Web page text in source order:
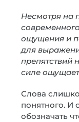
Несмотря на
ощущения и
для
препятствий
силе
Слова
понятного. И
обозначать